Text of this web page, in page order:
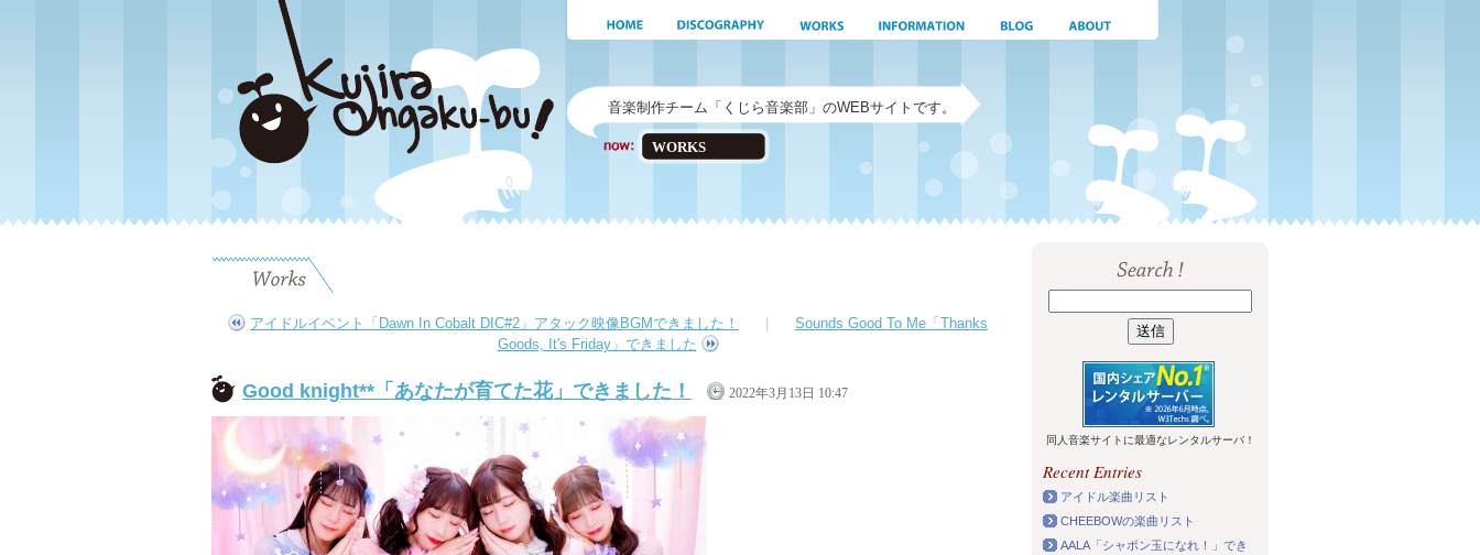
音楽制作チーム「くじら音楽部」のWEBサイトです。
WORKS
アイドルイベント「Dawn In Cobalt DIC#2」アタック映像BGMできました！
Sounds Good To Me「Thanks
Goods, It's Friday」できました
Good knight**「あなたが育てた花」できました！ 2022年3月13日 10:47
同人音楽サイトに最適なレンタルサーバ！
Recent Entries
アイドル楽曲リスト
CHEEBOWの楽曲リスト
AALA「シャボン玉になれ！」でき